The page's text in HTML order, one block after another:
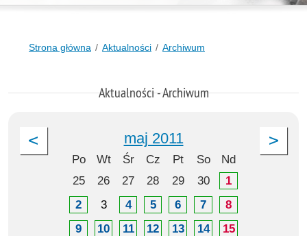
Strona główna Aktualności Archiwum
Aktualności - Archiwum
maj 2011
Po Wt Śr Cz Pt So
Nd
25
26 27 28 29 30
1
2
3 4 5 6 7
8
9
10 11 12 13 14
15